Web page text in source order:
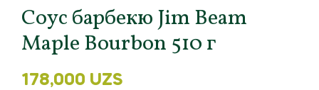
Соус барбекю Jim Beam
Maple Bourbon 510 г
178,000 UZS